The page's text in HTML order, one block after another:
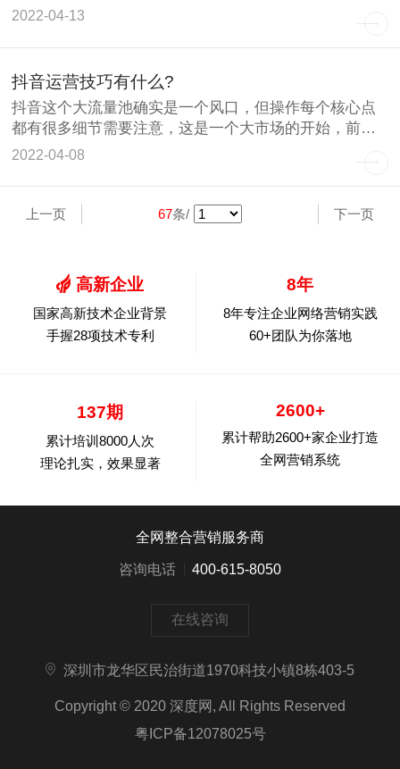
抖音代运营。通
2022-04-13
抖音运营技巧有什么?
抖音这个大流量池确实是一个风口，但操作每个核心点
都有很多细节需要注意，这是一个大市场的开始，前期
抖音变动比较多
2022-04-08
上一页 67条/ 下一页
高新企业
国家高新技术企业背景
手握28项技术专利
8年
8年专注企业网络营销实践
60+团队为你落地
137期
累计培训8000人次
理论扎实，效果显著
2600+
累计帮助2600+家企业打造
全网营销系统
全网整合营销服务商
咨询电话
400-615-8050
在线咨询
深圳市龙华区民治街道1970科技小镇8栋403-5
Copyright © 2020 深度网, All Rights Reserved
粤ICP备12078025号